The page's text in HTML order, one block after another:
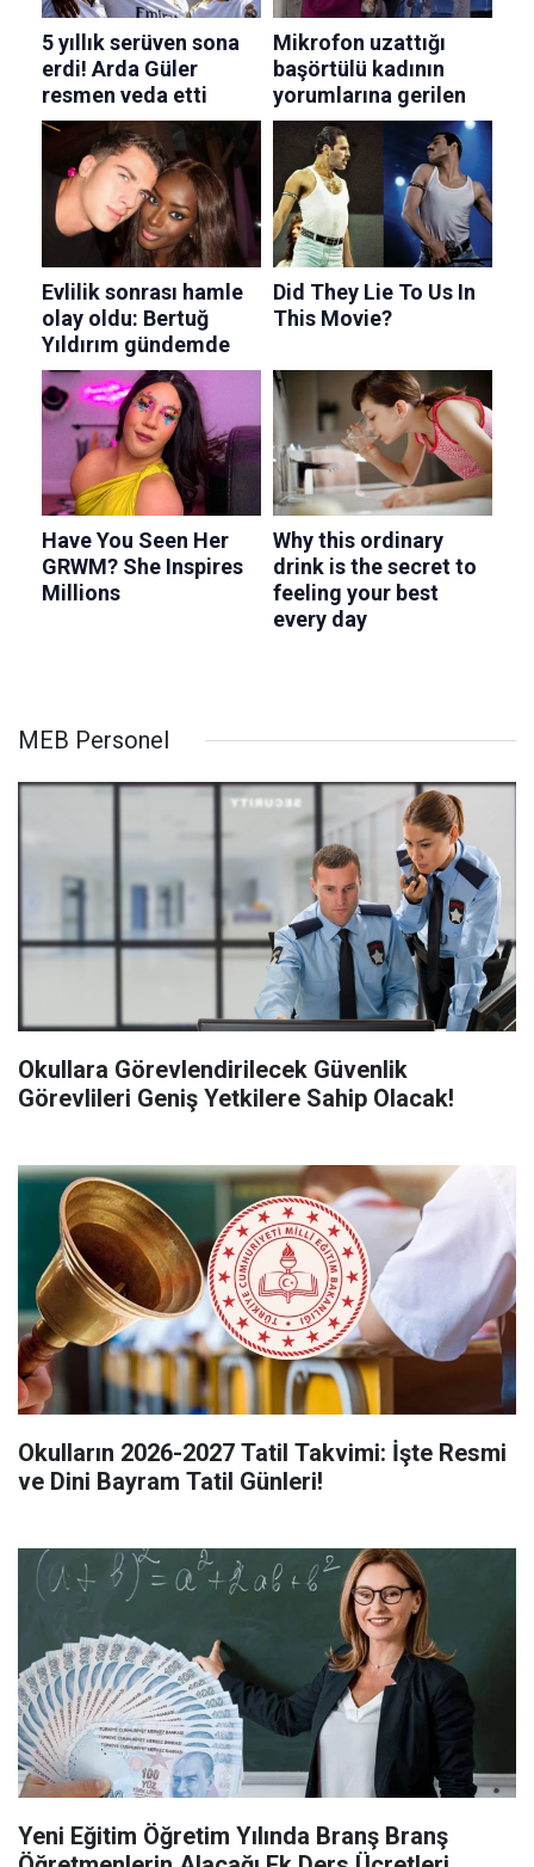
MEB Personel
Okullara Görevlendirilecek Güvenlik
Görevlileri Geniş Yetkilere Sahip Olacak!
Okulların 2026-2027 Tatil Takvimi: İşte Resmi
ve Dini Bayram Tatil Günleri!
Yeni Eğitim Öğretim Yılında Branş Branş